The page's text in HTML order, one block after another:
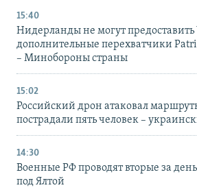
15:40
Нидерланды не могут
дополнительные перехватчики
– Минобороны страны
15:02
Российский дрон атаковал
пострадали пять человек –
14:30
Военные РФ проводят вторые за
под Ялтой